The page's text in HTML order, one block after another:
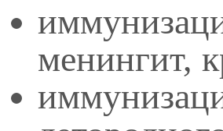
менингит,